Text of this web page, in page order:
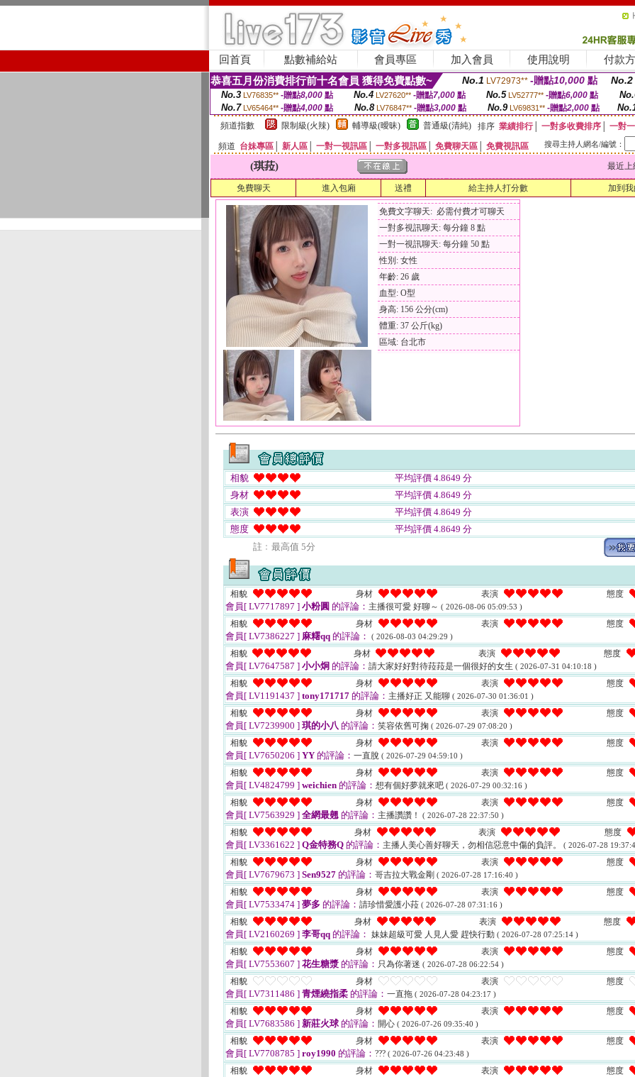
回首頁 點數補給站 會員專區 加入會員 使用說明 付款
恭喜五月份消費排行前十名會員 獲得免費點數~ No.1 LV72973** -贈點10,000 點 No.2
No.3 LV76835** -贈點8,000點 No.4 LV27620** -贈點7,000點 No.5 LV52777** -贈點6,000點
No.7 LV65464** -贈點4,000 點 No.8 LV76847** -贈點3,000 點 No.9 LV69831** -贈點2,000點
頻道指數 限制級(火辣) 輔導級(曖昧) 普通級(清純) 排序 業績排行│ 一對多收費排序
一對
頻道 台妹專區 新人區 一對一視訊區 一對多視訊區 免費聊天區 免費視訊區 搜尋主持人網名/編號：
(琪菈) 最近上
免費聊天 進入包廂 送禮 給主持人打分數 加到
免費文字聊天: 必需付費才可聊天
一對多視訊聊天: 每分鐘 8 點
一對一視訊聊天: 每分鐘 50 點
性別: 女性
年齡: 26 歲
血型: O型
身高: 156 公分(cm)
體重: 37 公斤(kg)
區域: 台北市
相貌
平均評價 4.8649 分
身材
平均評價 4.8649 分
表演
平均評價 4.8649 分
態度
平均評價 4.8649 分
註﹕最高值 5分
相貌 身材 表演 態度
會員[ LV7717897 ] 小粉圓 的評論： 主播很可愛 好聊～ ( 2026-08-06 05:09:53 )
相貌 身材 表演 態度
會員[ LV7386227 ] 麻糬qq 的評論： ( 2026-08-03 04:29:29 )
相貌 身材 表演 態度
會員[ LV7647587 ] 小小炯 的評論： 請大家好好對待菈菈是一個很好的女生 ( 2026-07-31 04:10:18 )
相貌 身材 表演 態度
會員[ LV1191437 ] tony171717 的評論： 主播好正 又能聊 ( 2026-07-30 01:36:01 )
相貌 身材 表演 態度
會員[ LV7239900 ] 琪的小八 的評論： 笑容依舊可掬 ( 2026-07-29 07:08:20 )
相貌 身材 表演 態度
會員[ LV7650206 ] YY 的評論： 一直脫 ( 2026-07-29 04:59:10 )
相貌 身材 表演 態度
會員[ LV4824799 ] weichien 的評論： 想有個好夢就來吧 ( 2026-07-29 00:32:16 )
相貌 身材 表演 態度
會員[ LV7563929 ] 全網最翹 的評論： 主播讚讚！ ( 2026-07-28 22:37:50 )
相貌 身材 表演 態度
會員[ LV3361622 ] Q金特務Q 的評論： 主播人美心善好聊天，勿相信惡意中傷的負評。 ( 2026-07-28
相貌 身材 表演 態度
會員[ LV7679673 ] Sen9527 的評論： 哥吉拉大戰金剛 ( 2026-07-28 17:16:40 )
相貌 身材 表演 態度
會員[ LV7533474 ] 夢多 的評論： 請珍惜愛護小菈 ( 2026-07-28 07:31:16 )
相貌 身材 表演 態度
會員[ LV2160269 ] 李哥qq 的評論： 妹妹超級可愛 人見人愛 趕快行動 ( 2026-07-28 07:25:14 )
相貌 身材 表演 態度
會員[ LV7553607 ] 花生糖漿 的評論： 只為你著迷 ( 2026-07-28 06:22:54 )
相貌 身材 表演 態度
會員[ LV7311486 ] 青煙繞指柔 的評論： 一直拖 ( 2026-07-28 04:23:17 )
相貌 身材 表演 態度
會員[ LV7683586 ] 新莊火球的評論： 開心 ( 2026-07-26 09:35:40 )
相貌 身材 表演 態度
會員[ LV7708785 ] roy1990 的評論： ??? ( 2026-07-26 04:23:48 )
相貌 身材 表演 態度